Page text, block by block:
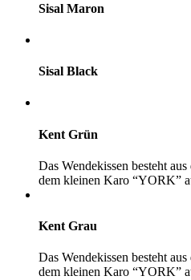
Sisal Maron
Sisal Black
Kent Grün
Das Wendekissen besteht
dem kleinen Karo “YORK”
Kent Grau
Das Wendekissen besteht
dem kleinen Karo “YORK”